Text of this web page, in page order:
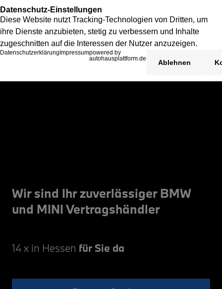
Wir sind Ihr zuverlässiger BMW
und MINI Vertragshändler
14 x in Hessen für Sie da